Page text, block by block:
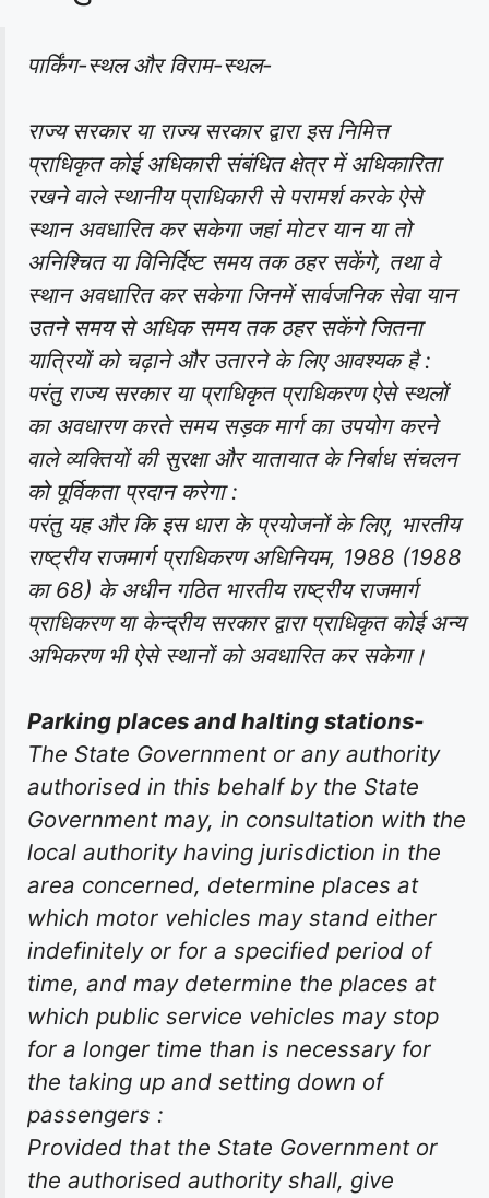
पार्किंग-स्थल और विराम-स्थल-
राज्य सरकार या राज्य सरकार द्वारा इस निमित्त
प्राधिकृत कोई अधिकारी संबंधित क्षेत्र में अधिकारिता
रखने वाले स्थानीय प्राधिकारी से परामर्श करके ऐसे
स्थान अवधारित कर सकेगा जहां मोटर यान या तो
अनिश्चित या विनिर्दिष्ट समय तक ठहर सकेंगे, तथा वे
स्थान अवधारित कर सकेगा जिनमें सार्वजनिक सेवा यान
उतने समय से अधिक समय तक ठहर सकेंगे जितना
यात्रियों को चढ़ाने और उतारने के लिए आवश्यक है :
परंतु राज्य सरकार या प्राधिकृत प्राधिकरण ऐसे स्थलों
का अवधारण करते समय सड़क मार्ग का उपयोग करने
वाले व्यक्तियों की सुरक्षा और यातायात के निर्बाध संचलन
को पूर्विकता प्रदान करेगा :
परंतु यह और कि इस धारा के प्रयोजनों के लिए, भारतीय
राष्ट्रीय राजमार्ग प्राधिकरण अधिनियम, 1988 (1988
का 68) के अधीन गठित भारतीय राष्ट्रीय राजमार्ग
प्राधिकरण या केन्द्रीय सरकार द्वारा प्राधिकृत कोई अन्य
अभिकरण भी ऐसे स्थानों को अवधारित कर सकेगा।
Parking places and halting stations-
The State Government or any authority
authorised in this behalf by the State
Government may, in consultation with the
local authority having jurisdiction in the
area concerned, determine places at
which motor vehicles may stand either
indefinitely or for a specified period of
time, and may determine the places at
which public service vehicles may stop
for a longer time than is necessary for
the taking up and setting down of
passengers :
Provided that the State Government or
the authorised authority shall, give